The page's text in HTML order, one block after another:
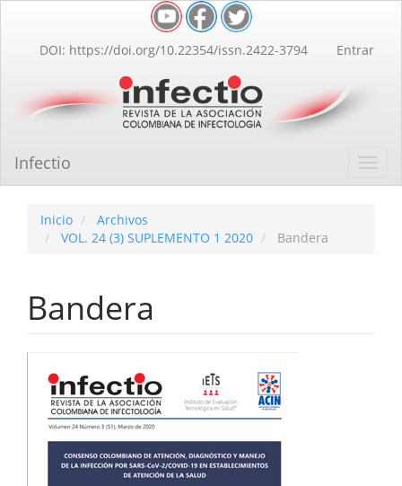
Contenido
principal
lateral
DOI: https://doi.org/10.22354/issn.2422-3794 Entrar
Infectio
Inicio
Archivos
VOL. 24 (3) SUPLEMENTO 1 2020
Bandera
Bandera
Barra
lateral
del
artículo